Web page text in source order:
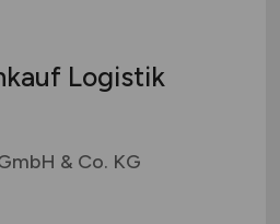
Logistik
& Co. KG